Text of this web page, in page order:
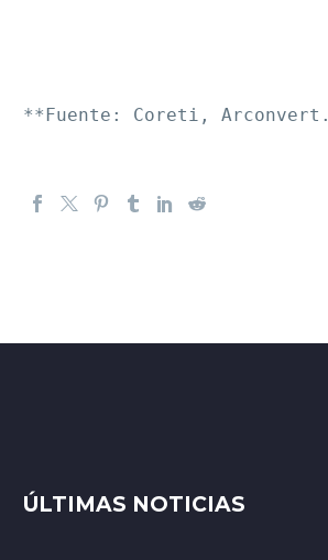
**Fuente: Coreti, Arconvert.
ÚLTIMAS NOTICIAS